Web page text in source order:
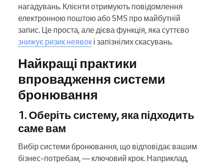
нагадувань. Клієнти отримують повідомлення
електронною поштою або SMS про майбутній
запис. Це проста, але дієва функція, яка суттєво
знижує ризик неявок і запізнілих скасувань.
Найкращі практики
впровадження системи
бронювання
1. Оберіть систему, яка підходить
саме вам
Вибір системи бронювання, що відповідає вашим
бізнес-потребам, — ключовий крок. Наприклад,